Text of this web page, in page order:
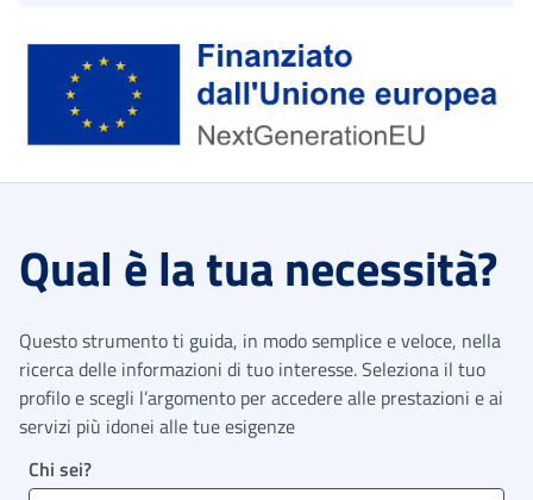
Qual è la tua necessità?
Questo strumento ti guida, in modo semplice e veloce, nella
ricerca delle informazioni di tuo interesse. Seleziona il tuo
profilo e scegli l’argomento per accedere alle prestazioni e ai
servizi più idonei alle tue esigenze
Chi sei?